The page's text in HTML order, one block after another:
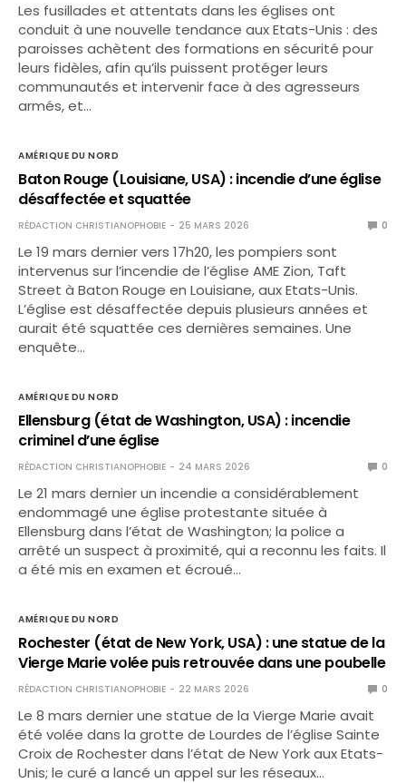
Les fusillades et attentats dans les églises ont
conduit à une nouvelle tendance aux Etats-Unis : des
paroisses achètent des formations en sécurité pour
leurs fidèles, afin qu’ils puissent protéger leurs
communautés et intervenir face à des agresseurs
armés, et…
AMÉRIQUE DU NORD
Baton Rouge (Louisiane, USA) : incendie d’une église
désaffectée et squattée
RÉDACTION CHRISTIANOPHOBIE 25 MARS 2026 0
Le 19 mars dernier vers 17h20, les pompiers sont
intervenus sur l’incendie de l’église AME Zion, Taft
Street à Baton Rouge en Louisiane, aux Etats-Unis.
L’église est désaffectée depuis plusieurs années et
aurait été squattée ces dernières semaines. Une
enquête…
AMÉRIQUE DU NORD
Ellensburg (état de Washington, USA) : incendie
criminel d’une église
RÉDACTION CHRISTIANOPHOBIE 24 MARS 2026 0
Le 21 mars dernier un incendie a considérablement
endommagé une église protestante située à
Ellensburg dans l’état de Washington; la police a
arrêté un suspect à proximité, qui a reconnu les faits. Il
a été mis en examen et écroué…
AMÉRIQUE DU NORD
Rochester (état de New York, USA) : une statue de la
Vierge Marie volée puis retrouvée dans une poubelle
RÉDACTION CHRISTIANOPHOBIE 22 MARS 2026 0
Le 8 mars dernier une statue de la Vierge Marie avait
été volée dans la grotte de Lourdes de l’église Sainte
Croix de Rochester dans l’état de New York aux Etats-
Unis; le curé a lancé un appel sur les réseaux…